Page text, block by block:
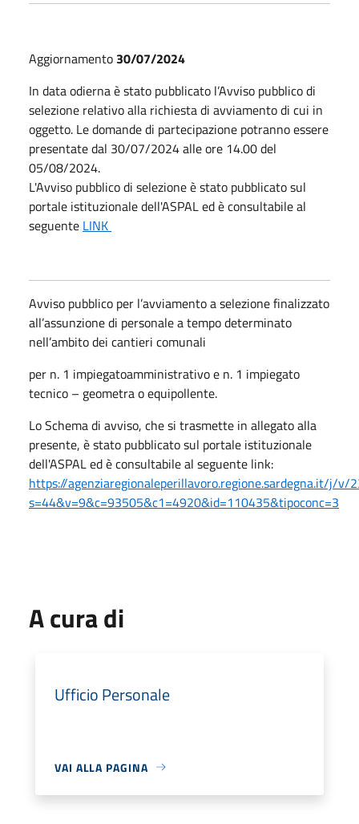
Aggiornamento 30/07/2024
In data odierna è stato pubblicato l’Avviso pubblico di
selezione relativo alla richiesta di avviamento di cui in
oggetto. Le domande di partecipazione potranno essere
presentate dal 30/07/2024 alle ore 14.00 del
05/08/2024.
L'Avviso pubblico di selezione è stato pubblicato sul
portale istituzionale dell'ASPAL ed è consultabile al
seguente LINK
Avviso pubblico per l’avviamento a selezione finalizzato
all’assunzione di personale a tempo determinato
nell’ambito dei cantieri comunali
per n. 1 impiegatoamministrativo e n. 1 impiegato
tecnico – geometra o equipollente.
Lo Schema di avviso, che si trasmette in allegato alla
presente, è stato pubblicato sul portale istituzionale
dell'ASPAL ed è consultabile al seguente link:
https://agenziaregionaleperillavoro.regione.sardegna.it/j/v/
s=44&v=9&c=93505&c1=4920&id=110435&tipoconc=3
A cura di
Ufficio Personale
VAI ALLA PAGINA